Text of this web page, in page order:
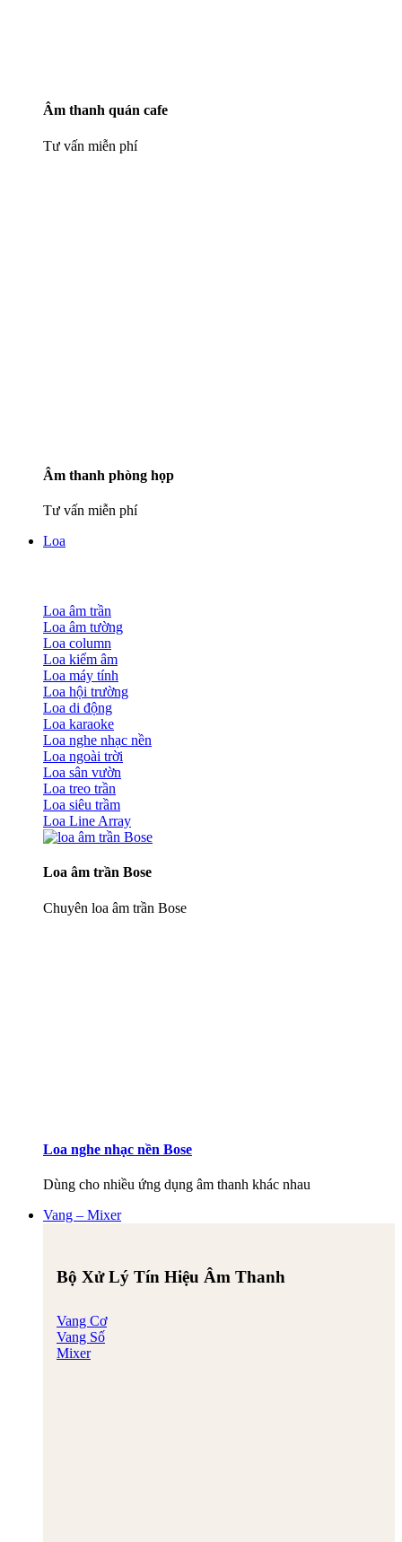
Âm thanh quán cafe
Tư vấn miễn phí
Âm thanh phòng họp
Tư vấn miễn phí
Loa
Loa âm trần
Loa âm tường
Loa column
Loa kiểm âm
Loa máy tính
Loa hội trường
Loa di động
Loa karaoke
Loa nghe nhạc nền
Loa ngoài trời
Loa sân vườn
Loa treo trần
Loa siêu trầm
Loa Line Array
Loa âm trần Bose
Chuyên loa âm trần Bose
Loa nghe nhạc nền Bose
Dùng cho nhiều ứng dụng âm thanh khác nhau
Vang – Mixer
Bộ Xử Lý Tín Hiệu Âm Thanh
Vang Cơ
Vang Số
Mixer